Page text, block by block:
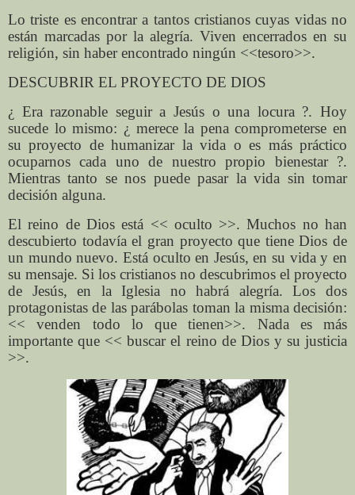
Lo triste es encontrar a tantos cristianos cuyas vidas no
están marcadas por la alegría. Viven encerrados en su
religión, sin haber encontrado ningún <<tesoro>>.
DESCUBRIR EL PROYECTO DE DIOS
¿ Era razonable seguir a Jesús o una locura ?. Hoy
sucede lo mismo: ¿ merece la pena comprometerse en
su proyecto de humanizar la vida o es más práctico
ocuparnos cada uno de nuestro propio bienestar ?.
Mientras tanto se nos puede pasar la vida sin tomar
decisión alguna.
El reino de Dios está << oculto >>. Muchos no han
descubierto todavía el gran proyecto que tiene Dios de
un mundo nuevo. Está oculto en Jesús, en su vida y en
su mensaje. Si los cristianos no descubrimos el proyecto
de Jesús, en la Iglesia no habrá alegría. Los dos
protagonistas de las parábolas toman la misma decisión:
<< venden todo lo que tienen>>. Nada es más
importante que << buscar el reino de Dios y su justicia
>>.